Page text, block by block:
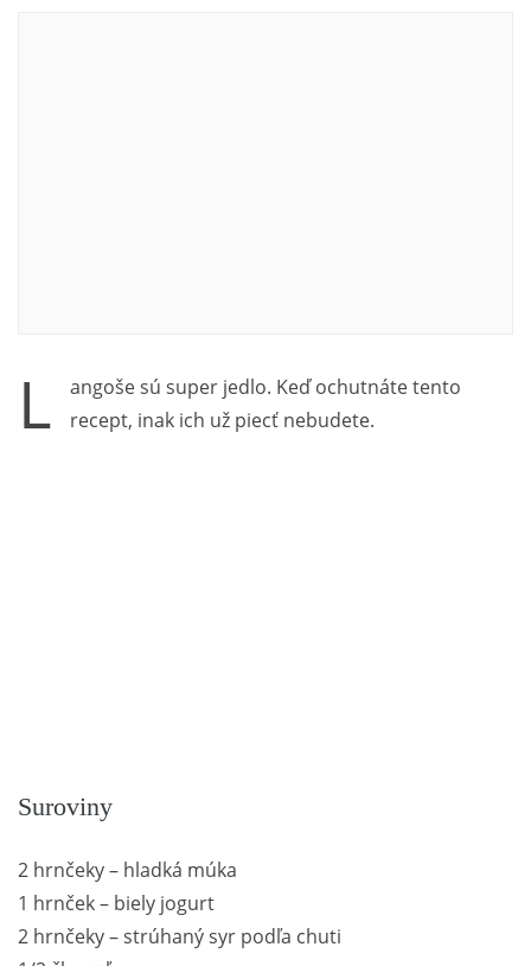
L
angoše sú super jedlo. Keď ochutnáte tento
recept, inak ich už piecť nebudete.
Suroviny
2 hrnčeky – hladká múka
1 hrnček – biely jogurt
2 hrnčeky – strúhaný syr podľa chuti